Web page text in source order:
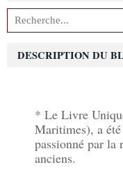
DESCRIPTION DU
* Le Livre
Maritimes), a
passionné par la
anciens.